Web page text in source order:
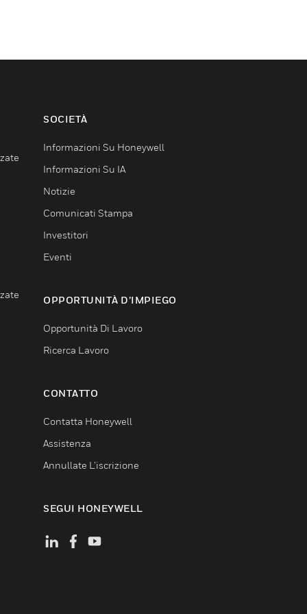
SOCIETÀ
Informazioni Su Honeywell
Informazioni Su IA
Notizie
Comunicati Stampa
Investitori
Eventi
OPPORTUNITÀ D’IMPIEGO
Opportunità Di Lavoro
Ricerca Lavoro
CONTATTO
Contatta Honeywell
Assistenza
Annullate L’iscrizione
SEGUI HONEYWELL